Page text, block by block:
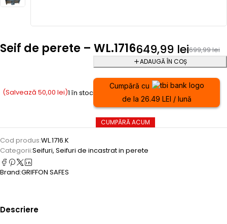
Seif de perete – WL.1716 699,99lei
649,99 lei
(Salvează 50,00 lei)1 în stoc
ADAUGĂ ÎN COȘ
Cumpără cu
de la 26.49 LEI / lună
CUMPĂRĂ ACUM
Cod produs:WL.1716.K
Categorii:Seifuri, Seifuri de incastrat in perete
Brand:GRIFFON SAFES
Descriere